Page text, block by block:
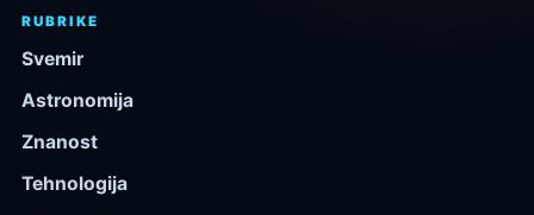
RUBRIKE
Svemir
Astronomija
Znanost
Tehnologija